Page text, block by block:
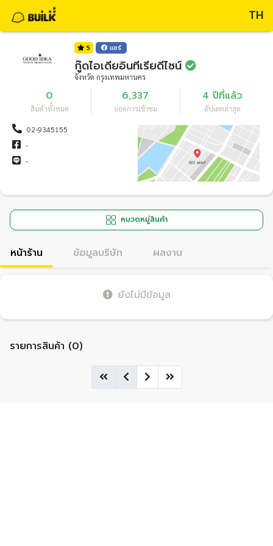
TH
5 แชร์
กู๊ดไอเดียอินทีเรียดีไซน์
จังหวัด กรุงเทพมหานคร
0
สินค้าทั้งหมด
6,337
ยอดการเข้าชม
4 ปีที่แล้ว
อัปเดตล่าสุด
02-9345155
-
-
หมวดหมู่สินค้า
หน้าร้าน ข้อมูลบริษัท ผลงาน
ยังไม่มีข้อมูล
รายการสินค้า (0)